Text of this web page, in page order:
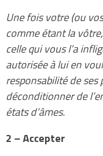
Une fois votre (ou
comme étant la
celle qui vous l’a
autorisée à lui en
responsabilité de ses
déconditionner de
états d’âmes.
2 – Accepter